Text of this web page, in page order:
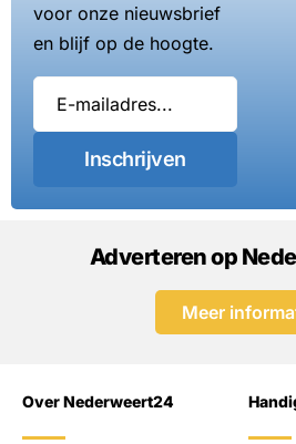
voor onze nieuwsbrief
en blijf op de hoogte.
Inschrijven
Adverteren op
Meer
Over Nederweert24